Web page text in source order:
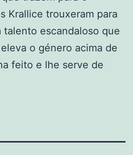
Krallice trouxeram para
talento escandaloso que
o género acima de
feito e lhe serve de